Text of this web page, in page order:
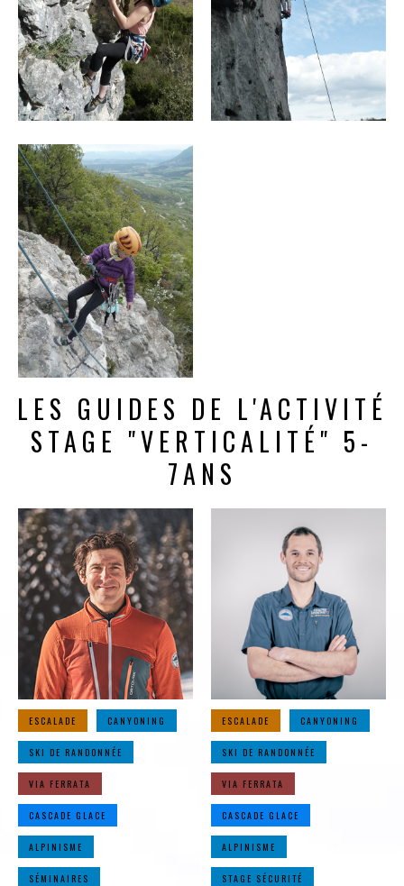
LES GUIDES DE L'ACTIVITÉ
STAGE "VERTICALITÉ" 5-
7ANS
ESCALADE CANYONING
SKI DE RANDONNÉE
VIA FERRATA
CASCADE GLACE
ALPINISME
SÉMINAIRES
ESCALADE CANYONING
SKI DE RANDONNÉE
VIA FERRATA
CASCADE GLACE
ALPINISME
STAGE SÉCURITÉ